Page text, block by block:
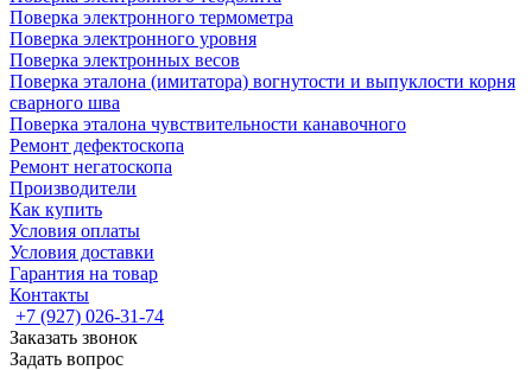
Поверка электронного термометра
Поверка электронного уровня
Поверка электронных весов
Поверка эталона (имитатора) вогнутости и выпуклости корня
сварного шва
Поверка эталона чувствительности канавочного
Ремонт дефектоскопа
Ремонт негатоскопа
Производители
Как купить
Условия оплаты
Условия доставки
Гарантия на товар
Контакты
+7 (927) 026-31-74
Заказать звонок
Задать вопрос